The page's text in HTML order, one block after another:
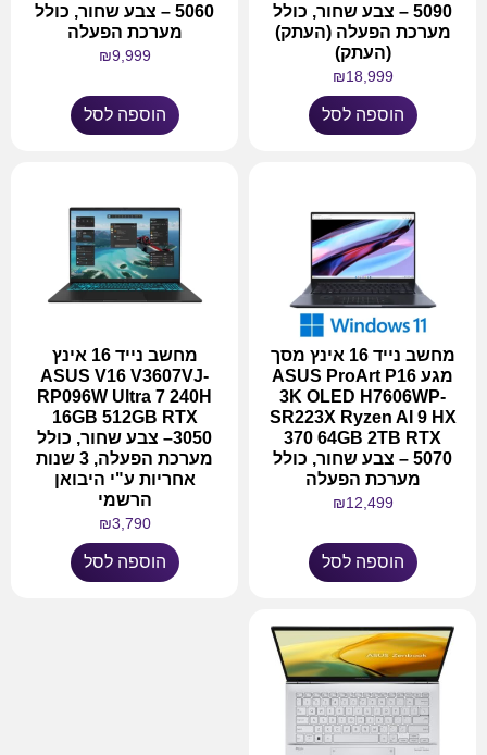
5090 – צבע שחור, כולל
מערכת הפעלה (העתק)
(העתק)
₪18,999
הוספה לסל
5060 – צבע שחור, כולל
מערכת הפעלה
₪9,999
הוספה לסל
מחשב נייד 16 אינץ מסך
מגע ASUS ProArt P16
3K OLED H7606WP-
SR223X Ryzen AI 9 HX
370 64GB 2TB RTX
5070 – צבע שחור, כולל
מערכת הפעלה
₪12,499
הוספה לסל
מחשב נייד 16 אינץ
ASUS V16 V3607VJ-
RP096W Ultra 7 240H
16GB 512GB RTX
3050– צבע שחור, כולל
מערכת הפעלה, 3 שנות
אחריות ע"י היבואן
הרשמי
₪3,790
הוספה לסל